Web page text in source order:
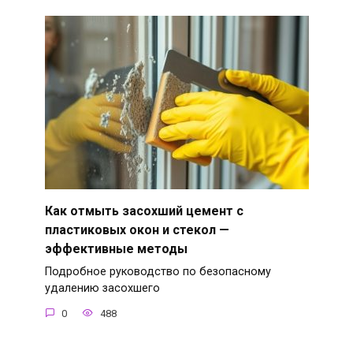
Как отмыть засохший цемент с
пластиковых окон и стекол —
эффективные методы
Подробное руководство по безопасному
удалению засохшего
0 488